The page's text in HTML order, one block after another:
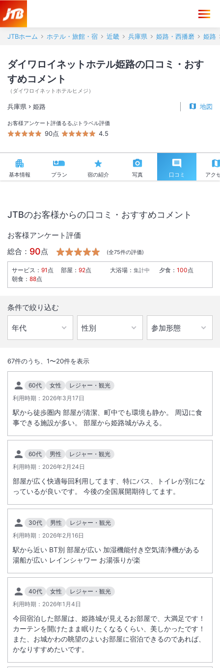
JTBホーム ホテル・旅館・宿 近畿 兵庫県 姫路・西播磨 姫路
ダイワロイネットホテル姫路の口コミ・おす
すめコメント
（ ダイワロイネットホテルヒメジ ）
兵庫県 姫路 地図
お客様アンケート評価
90点
るるぶトラベル評価
4.5
基本情報 プラン 宿の紹介 写真 口コミ アク
ホテルより世界遺産の「姫路城」まで徒歩約10分、姫路駅周辺の繁華
街、駅から姫路城前まで続くアーケド街の散策、姫路グルメの飲食には
最適、JR姫路は、神戸、大阪、岡山とビジネスシーンでの経由地点とし
て重宝されており、JR「姫路駅」、山陽電鉄、「山陽姫路駅」からホテ
は、全室20平米以上のゆったりとしたくつろぎ仕様、浴室はバス・ト
イレ別のセミセパレートタイプ、一部の客室からは「姫路城」が眺望可
能。四季を通して、様々に変化する姫路城をホテル内外よりご堪能下さ
い。
INチェックイン
14:00 / OUT チェックアウト
11:00
駅徒歩5分 駐車場あり
施設からのお知らせ
ホテル周辺は一方通行が多数あり、当館に面した道も一方通行と姫路市
【連泊時のお部屋清掃のご案内】
●お部屋清掃(タオル類の交換含む)をご希望の場合、当日午前10:00ま
でに青色のマグネット（部屋を清掃してください）をドアの廊下側に貼
●清掃はご不要で、タオル類の交換のみご希望の場合、当日午前10:00
までに灰色のマグネット（タオル類をドア掛けしてください）をドアの
廊下側に貼ってお知らせください。
JTBのお客様からの口コミ・おすすめコメント
お客様アンケート評価
総合： 90点 (全75件の評価)
サービス ： 91 点 部屋 ： 92点 大浴場 ： 集計中 夕食 ： 100点
朝食 ： 88点
条件で絞り込む
67件のうち、 1〜20件を表示
60代 女性
レジャー・観光
利用時期： 2026年3月17日
駅から徒歩圏内 部屋が清潔、町中でも環境も静か。 周辺に食
事できる施設が多い。 部屋から姫路城がみえる。
60代 男性
レジャー・観光
利用時期： 2026年2月24日
部屋が広く快適毎回利用してます、特にバス、トイレが別にな
っているが良いです。 今後の全国展開期待してます。
30代 男性
レジャー・観光
利用時期： 2026年2月16日
駅から近い BT別 部屋が広い 加湿機能付き空気清浄機がある
湯船が広い レインシャワー お湯張りが楽
40代 女性
レジャー・観光
利用時期： 2026年1月4日
今回宿泊した部屋は、姫路城が見えるお部屋で、大満足です！
カーテンを開けたまま眠りたくなるくらい、美しかったです！
また、お城かわの眺望のよいお部屋に宿泊できるのであれば、
かなりすすめたいです。